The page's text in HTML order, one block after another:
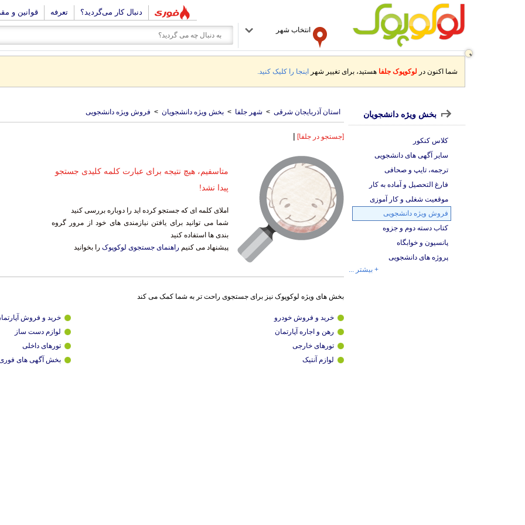
دنبال کار می‌گردید؟ تعرفه قوانین و
انتخاب شهر
شما اکنون در لوکوپوک جلفا هستید، برای تغییر شهر اینجا را کلیک کنید.
استان آذربایجان شرقی > شهر جلفا > بخش ویژه دانشجویان > فروش ویژه دانشجویی
[جستجو در جلفا] |
متاسفیم، هیچ نتیجه برای عبارت کلمه کلیدی جستجو
پیدا نشد!
املای کلمه ای که جستجو کرده اید را دوباره بررسی کنید
شما می توانید برای یافتن نیازمندی های خود از مرور گروه
بندی ها استفاده کنید
پیشنهاد می کنیم راهنمای جستجوی لوکوپوک را بخوانید
بخش های ویژه لوکوپوک نیز برای جستجوی راحت تر به شما کمک می کند
خرید و فروش خودرو
خرید و فروش
رهن و اجاره آپارتمان
لوازم دست ساز
تورهای خارجی
تورهای داخلی
لوازم آنتیک
بخش آگهی های
بخش ویژه دانشجویان
کلاس کنکور
سایر آگهی های دانشجویی
ترجمه، تایپ و صحافی
فارغ التحصیل و آماده به کار
موقعیت شغلی و کار آموزی
فروش ویژه دانشجویی
کتاب دسته دوم و جزوه
پانسیون و خوابگاه
پروژه های دانشجویی
+ بیشتر ...